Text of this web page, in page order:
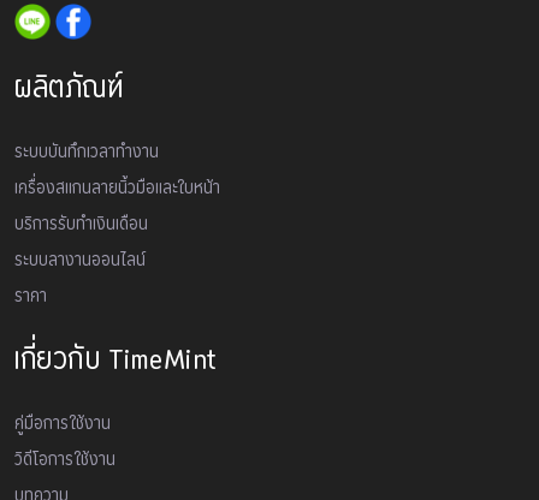
ผลิตภัณฑ์
ระบบบันทึกเวลาทำงาน
เครื่องสเเกนลายนิ้วมือและใบหน้า
บริการรับทำเงินเดือน
ระบบลางานออนไลน์
ราคา
เกี่ยวกับ TimeMint
คู่มือการใช้งาน
วิดีโอการใช้งาน